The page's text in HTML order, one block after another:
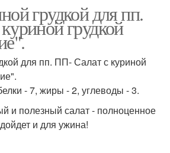
грудкой для пп.
грудкой
для пп. ПП- Салат с куриной
- 7, жиры - 2, углеводы - 3.
и полезный салат - полноценное
и для ужина!